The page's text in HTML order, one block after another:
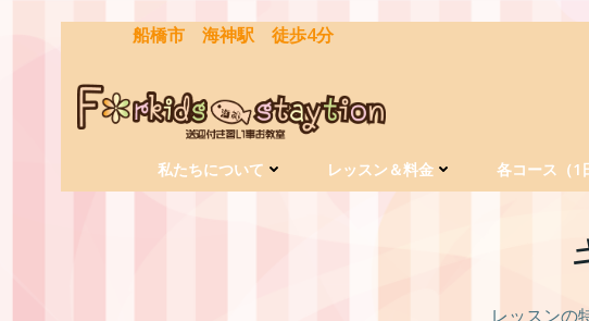
船橋市 海神駅 徒歩4分
私たちについて レッスン＆料金 各コース（1
レッスンの